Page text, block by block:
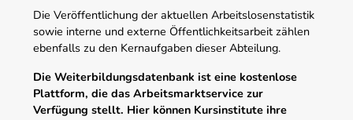
Die Veröffentlichung der aktuellen Arbeitslosenstatistik
sowie interne und externe Öffentlichkeitsarbeit zählen
ebenfalls zu den Kernaufgaben dieser Abteilung.
Die Weiterbildungsdatenbank ist eine kostenlose
Plattform, die das Arbeitsmarktservice zur
Verfügung stellt. Hier können Kursinstitute ihre